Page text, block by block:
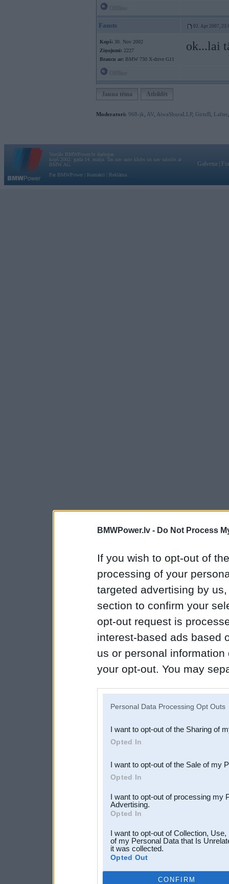
BMWPower.lv - Do Not Process
If you wish to opt-out of
processing of your
targeted advertising by
section to confirm your
opt-out request is
interest-based ads based
us or personal
your opt-out. You may
Downstream Participants
third parties.
Personal Data Processing Opt Outs
I want to opt-out of the Sharing of
Opted In
I want to opt-out of the Sale of my
Opted In
I want to opt-out of processing my
Advertising.
Opted In
I want to opt-out of Collection,
of my Personal Data that Is
it was collected.
Opted Out
CONFIRM
Fausts 02. Apr 2007,
Kopš: 30. Nov 2002
Ziņojumi: 2227
Braucu ar: BMW 730 X-drive G11
ok...lai
Jauna tēma Atbildēt
Moderatori: 968-jk AV AiwaShuraLLP, GirtzB Lafter
Vortāls BMWPower.lv darbojas
kopš 2002. gada 14. maija. Tas nav auto klubs un nav saistīts ar
BMW AG.
Par BMWPower
Kontakti Reklāma
Galvena